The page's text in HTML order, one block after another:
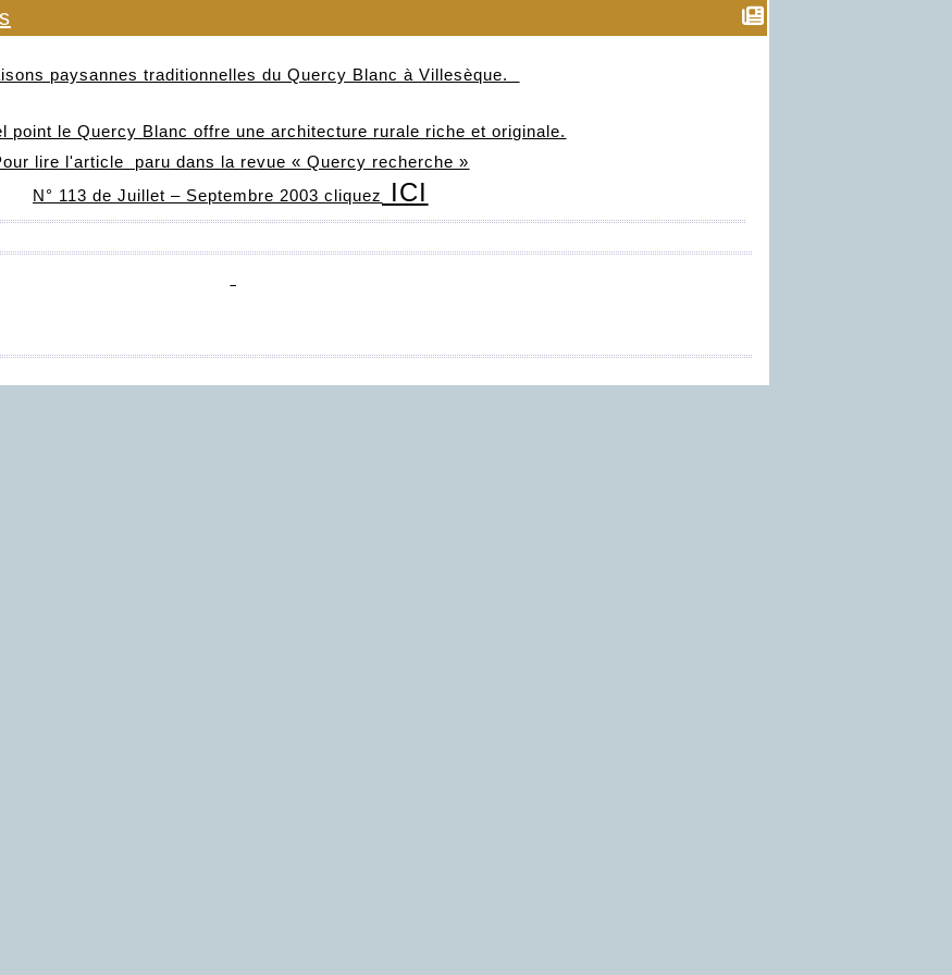
paysannes traditionnelles du Quercy Blanc à Villesèque.
point le Quercy Blanc offre une architecture rurale riche et originale.
lire l'article paru dans la revue « Quercy recherche »
N° 113 de Juillet – Septembre 2003 cliquez
ICI